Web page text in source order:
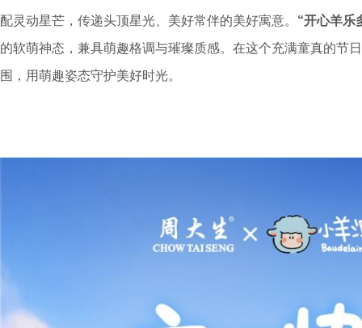
配灵动星芒，传递头顶星光、美好常伴的美好寓意。 “开心羊乐
的软萌神态，兼具萌趣格调与璀璨质感。在这个充满童真的节
围，用萌趣姿态守护美好时光。